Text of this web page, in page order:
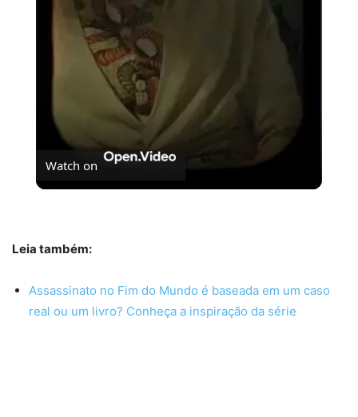
Watch on
Leia também:
Assassinato no Fim do Mundo é baseada em um caso
real ou um livro? Conheça a inspiração da série